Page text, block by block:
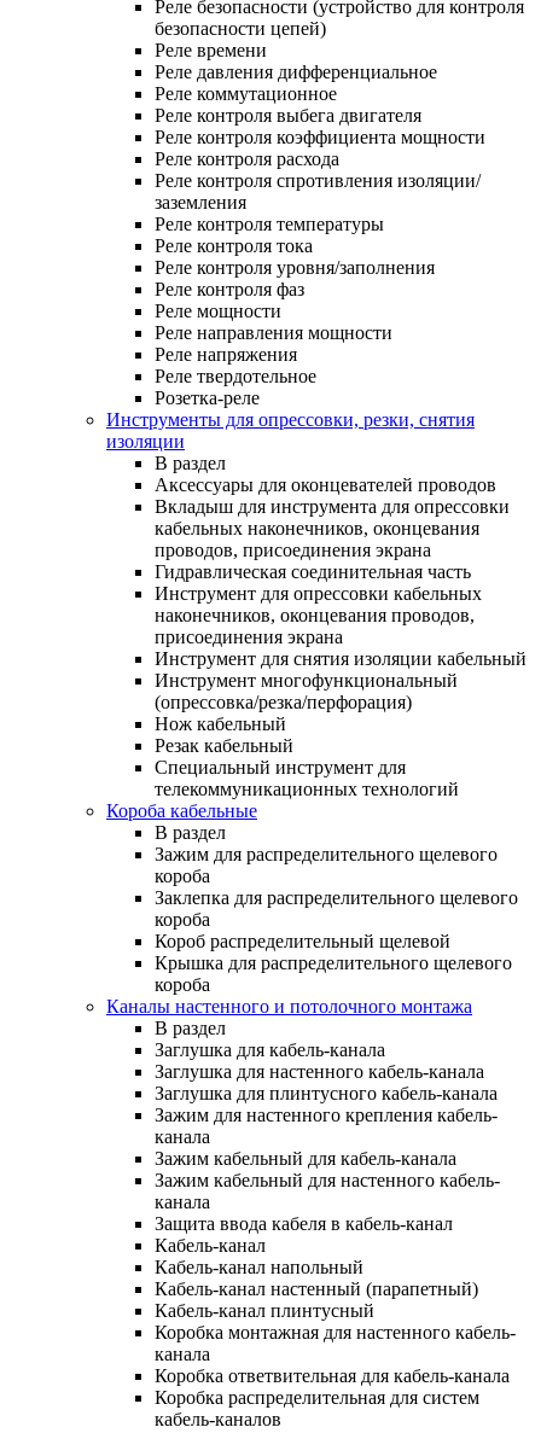
Реле безопасности (устройство для контроля
безопасности цепей)
Реле времени
Реле давления дифференциальное
Реле коммутационное
Реле контроля выбега двигателя
Реле контроля коэффициента мощности
Реле контроля расхода
Реле контроля спротивления изоляции/
заземления
Реле контроля температуры
Реле контроля тока
Реле контроля уровня/заполнения
Реле контроля фаз
Реле мощности
Реле направления мощности
Реле напряжения
Реле твердотельное
Розетка-реле
Инструменты для опрессовки, резки, снятия
изоляции
В раздел
Аксессуары для оконцевателей проводов
Вкладыш для инструмента для опрессовки
кабельных наконечников, оконцевания
проводов, присоединения экрана
Гидравлическая соединительная часть
Инструмент для опрессовки кабельных
наконечников, оконцевания проводов,
присоединения экрана
Инструмент для снятия изоляции кабельный
Инструмент многофункциональный
(опрессовка/резка/перфорация)
Нож кабельный
Резак кабельный
Специальный инструмент для
телекоммуникационных технологий
Короба кабельные
В раздел
Зажим для распределительного щелевого
короба
Заклепка для распределительного щелевого
короба
Короб распределительный щелевой
Крышка для распределительного щелевого
короба
Каналы настенного и потолочного монтажа
В раздел
Заглушка для кабель-канала
Заглушка для настенного кабель-канала
Заглушка для плинтусного кабель-канала
Зажим для настенного крепления кабель-
канала
Зажим кабельный для кабель-канала
Зажим кабельный для настенного кабель-
канала
Защита ввода кабеля в кабель-канал
Кабель-канал
Кабель-канал напольный
Кабель-канал настенный (парапетный)
Кабель-канал плинтусный
Коробка монтажная для настенного кабель-
канала
Коробка ответвительная для кабель-канала
Коробка распределительная для систем
кабель-каналов